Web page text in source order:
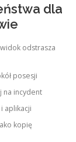
dla
odstrasza
posesji
na incydent
aplikacji
kopię